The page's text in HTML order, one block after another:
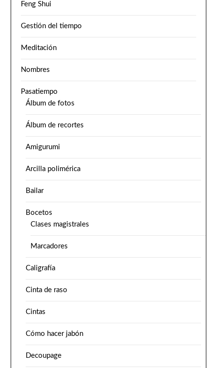
Feng Shui
Gestión del tiempo
Meditación
Nombres
Pasatiempo
Álbum de fotos
Álbum de recortes
Amigurumi
Arcilla polimérica
Bailar
Bocetos
Clases magistrales
Marcadores
Caligrafía
Cinta de raso
Cintas
Cómo hacer jabón
Decoupage